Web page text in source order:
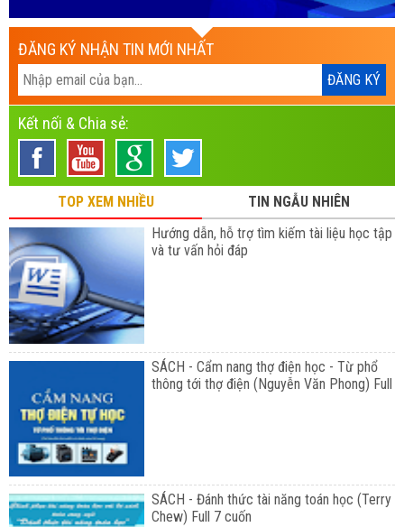
ĐĂNG KÝ NHẬN TIN MỚI NHẤT
Kết nối & Chia sẻ:
TOP XEM NHIỀU
TIN NGẪU NHIÊN
Hướng dẫn, hỗ trợ tìm kiếm tài liệu học tập
và tư vấn hỏi đáp
SÁCH - Cẩm nang thợ điện học - Từ phổ
thông tới thợ điện (Nguyễn Văn Phong) Full
SÁCH - Đánh thức tài năng toán học (Terry
Chew) Full 7 cuốn